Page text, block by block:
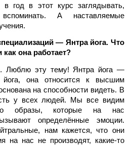
год в этот курс заглядывать,
А наставляемые
— Янтра йога. Что
как она работает?
Люблю эту тему! Янтра йога —
йога, она относится к высшим
на способности видеть. В
у всех людей. Мы все видим
то образы, которые на нас
определённые эмоции.
нам кажется, что они
на нас не производят, какие-то